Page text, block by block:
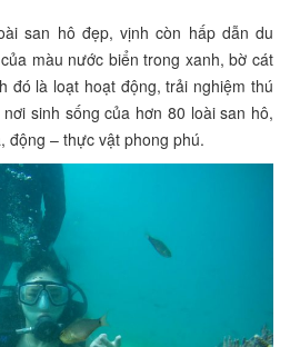
san hô đẹp, vịnh còn hấp dẫn du
màu nước biển trong xanh, bờ cát
đó là loạt hoạt động, trải nghiệm thú
sinh sống của hơn 80 loài san hô,
động – thực vật phong phú.